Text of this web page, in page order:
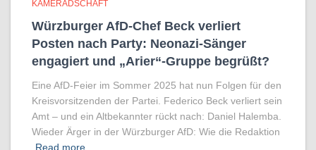
KAMERADSCHAFT
Würzburger AfD-Chef Beck verliert
Posten nach Party: Neonazi-Sänger
engagiert und „Arier“-Gruppe begrüßt?
Eine AfD-Feier im Sommer 2025 hat nun Folgen für den
Kreisvorsitzenden der Partei. Federico Beck verliert sein
Amt – und ein Altbekannter rückt nach: Daniel Halemba.
Wieder Ärger in der Würzburger AfD: Wie die Redaktion
Read more